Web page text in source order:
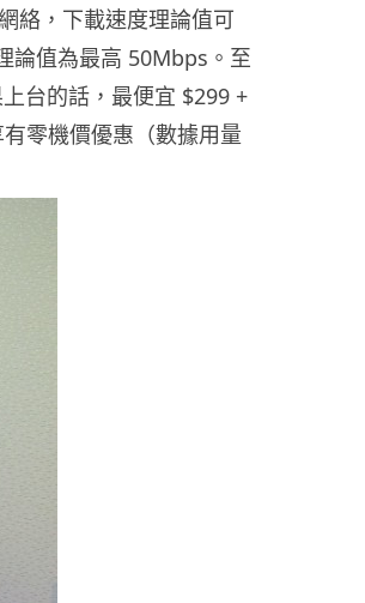
絡，下載速度理論值可
論值為最高 50Mbps。至
台的話，最便宜 $299 +
零機價優惠（數據用量